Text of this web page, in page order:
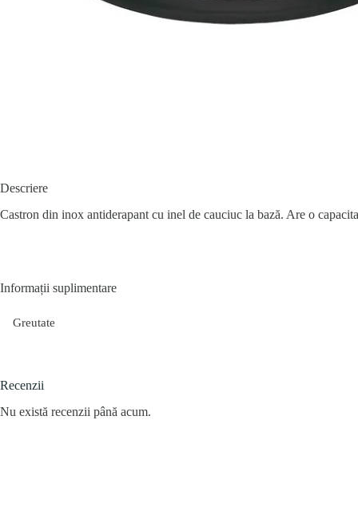
Descriere
Castron din inox antiderapant cu inel de cauciuc la bază. Are o
Informații suplimentare
Greutate
Recenzii
Nu există recenzii până acum.